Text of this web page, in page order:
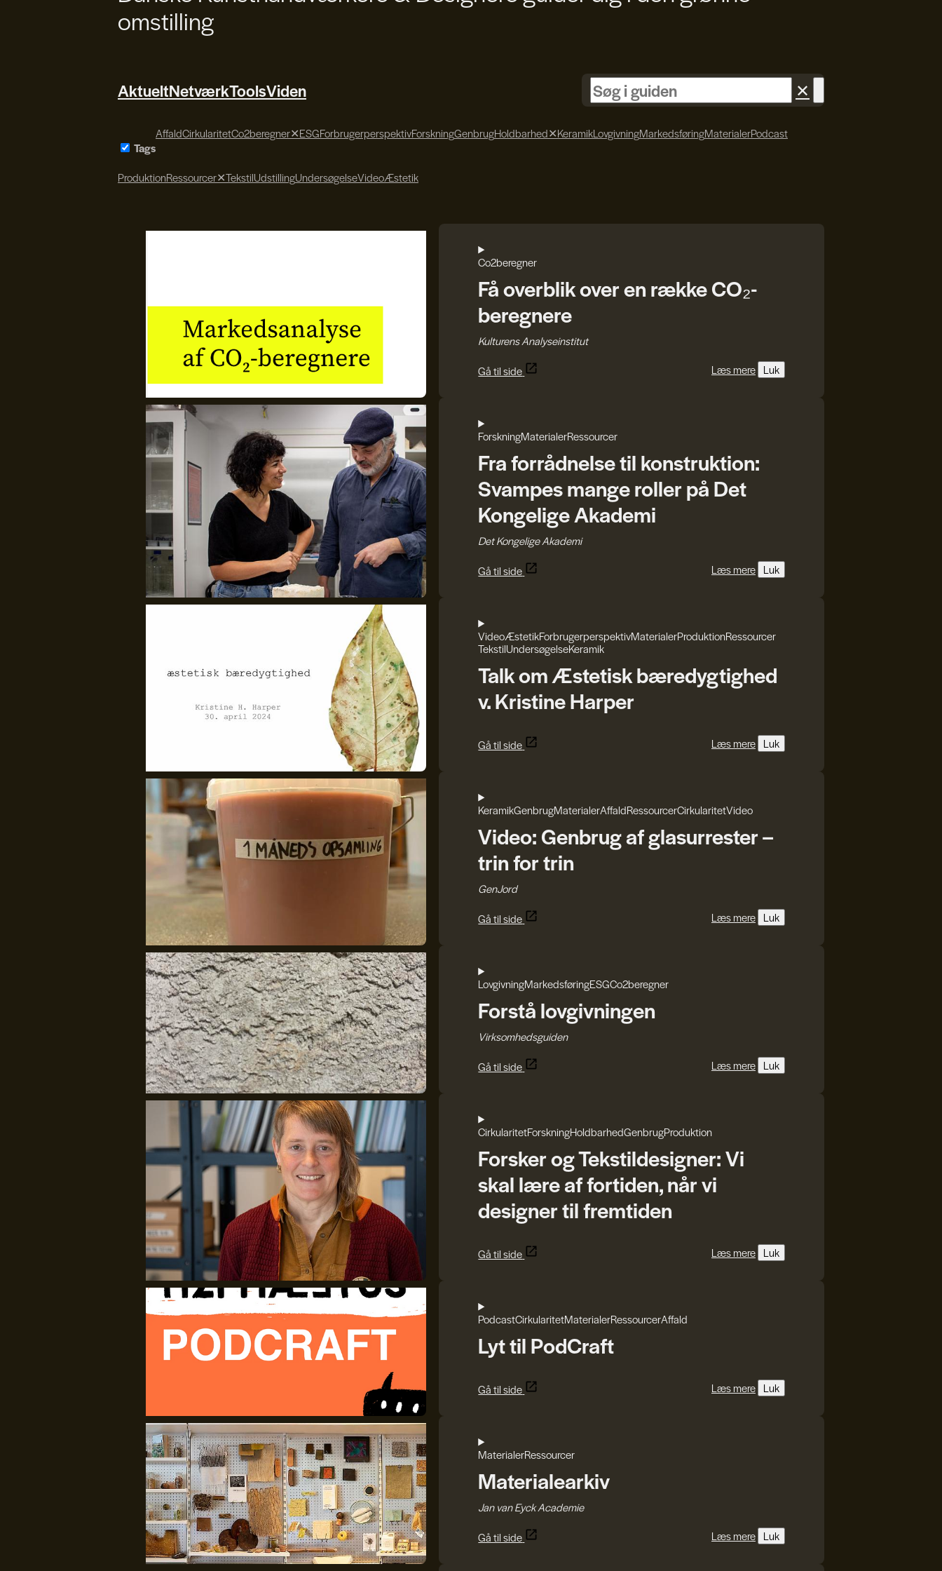
omstilling
✕
AktueltNetværkToolsViden
Tags
AffaldCirkularitetCo2beregner✕ESGForbrugerperspektivForskningGenbrugHoldbarhed✕KeramikLovgivningMarkedsføringMaterialerPodcast
ProduktionRessourcer✕TekstilUdstillingUndersøgelseVideoÆstetik
Co2beregner
Få overblik over en række CO₂-
beregnere
Kulturens Analyseinstitut
Gå til side
Læs mere Luk
Det Kongelige Akademi
ForskningMaterialerRessourcer
Fra forrådnelse til konstruktion:
Svampes mange roller på Det
Kongelige Akademi
Det Kongelige Akademi
Gå til side
Læs mere Luk
VideoÆstetikForbrugerperspektivMaterialerProduktionRessourcer
TekstilUndersøgelseKeramik
Talk om Æstetisk bæredygtighed
v. Kristine Harper
Gå til side Læs mere Luk
KeramikGenbrugMaterialerAffaldRessourcerCirkularitetVideo
Video: Genbrug af glasurrester –
trin for trin
GenJord
Gå til side
Læs mere Luk
LovgivningMarkedsføringESGCo2beregner
Forstå lovgivningen
Virksomhedsguiden
Gå til side
Læs mere Luk
Rasmus Blicher
CirkularitetForskningHoldbarhedGenbrugProduktion
Forsker og Tekstildesigner: Vi
skal lære af fortiden, når vi
designer til fremtiden
Gå til side Læs mere Luk
HEPHAESTUS
PodcastCirkularitetMaterialerRessourcerAffald
Lyt til PodCraft
Gå til side Læs mere Luk
Jan van Eyck Academie
MaterialerRessourcer
Materialearkiv
Jan van Eyck Academie
Gå til side
Læs mere Luk